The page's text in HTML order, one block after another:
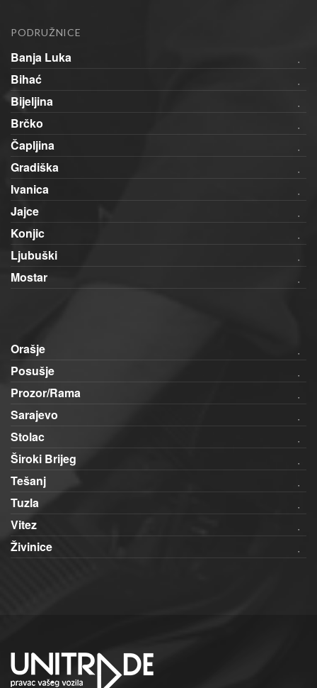
PODRUŽNICE
Banja Luka
Bihać
Bijeljina
Brčko
Čapljina
Gradiška
Ivanica
Jajce
Konjic
Ljubuški
Mostar
Orašje
Posušje
Prozor/Rama
Sarajevo
Stolac
Široki Brijeg
Tešanj
Tuzla
Vitez
Živinice